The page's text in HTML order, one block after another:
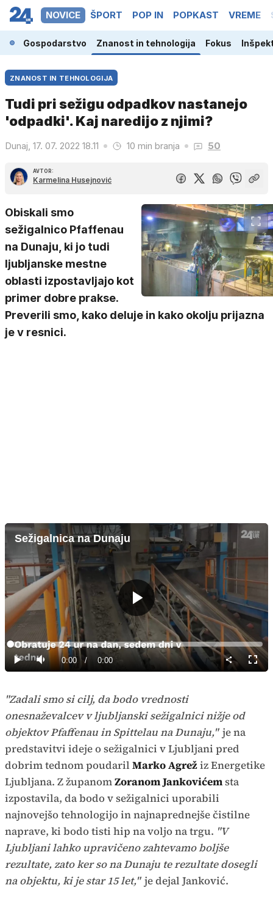
NOVICE ŠPORT POP IN POPKAST VREME
Gospodarstvo Znanost in tehnologija Fokus
ZNANOST IN TEHNOLOGIJA
Tudi pri sežigu odpadkov nastanejo
'odpadki'. Kaj naredijo z njimi?
Dunaj, 17. 07. 2022 18.11 10 min branja 50
AVTOR:
Karmelina Husejnović
Obiskali smo
sežigalnico Pfaffenau
na Dunaju, ki jo tudi
ljubljanske mestne
oblasti izpostavljajo kot
primer dobre prakse.
Preverili smo, kako deluje in kako okolju prijazna
je v resnici.
Sežigalnica na Dunaju
Predvajaj
Predvajaj
Tiho Current
0:00 / Duration
0:00
Loaded:
0%
način
"Zadali smo si cilj, da bodo vrednosti
onesnaževalcev v ljubljanski sežigalnici nižje od
objektov Pfaffenau in Spittelau na Dunaju," je na
predstavitvi ideje o sežigalnici v Ljubljani pred
dobrim tednom poudaril Marko Agrežiz Energetike
Ljubljana. Z županomZoranom Jankovićemsta
izpostavila, da bodo v sežigalnici uporabili
najnovejšo tehnologijo in najnaprednejše čistilne
naprave, ki bodo tisti hip na voljo na trgu. "V
Ljubljani lahko upravičeno zahtevamo boljše
rezultate, zato ker so na Dunaju te rezultate dosegli
na objektu, ki je star 15 let," je dejal Janković.